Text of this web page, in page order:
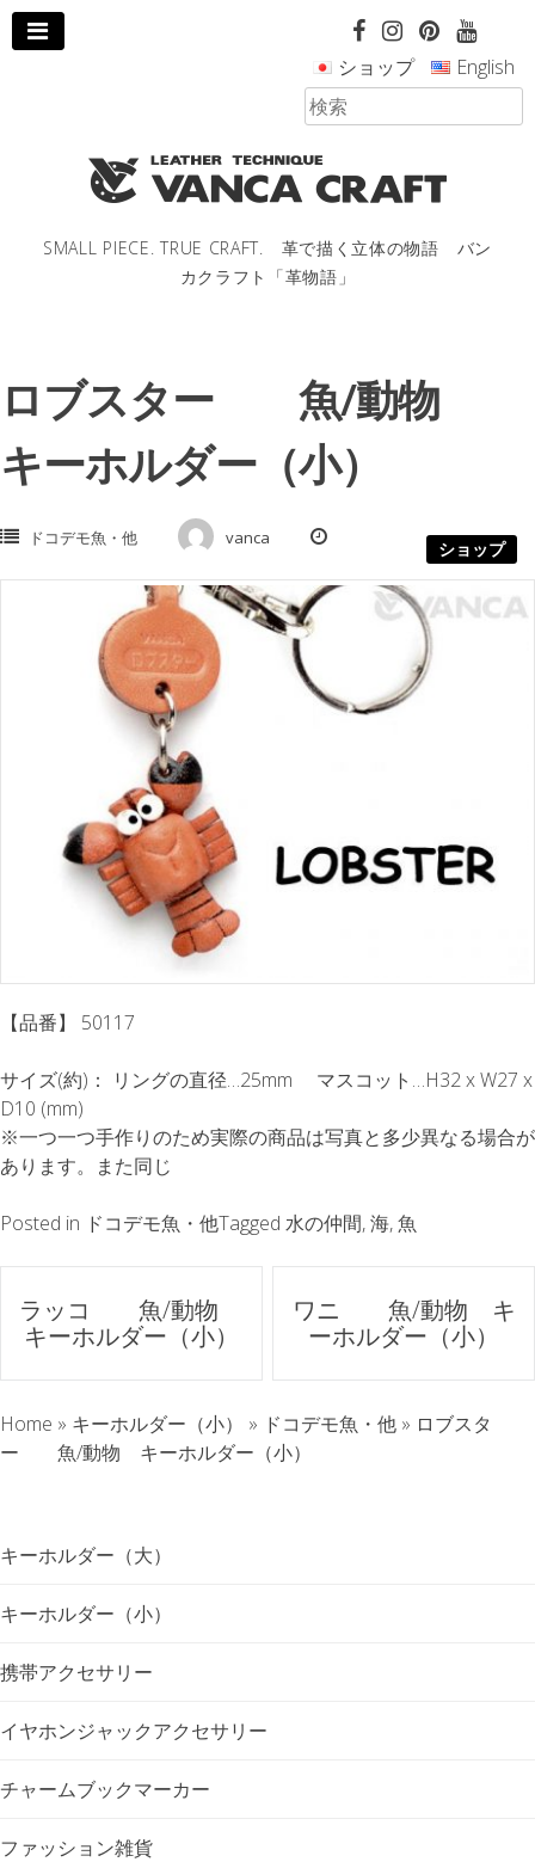
コ
ン
SMALL PIECE. TRUE CRAFT. 革で描く立体の物語 バン
カクラフト「革物語」
ショップ English
ロブスター 魚/動物
キーホルダー（小）
ショップ
ドコデモ魚・他 vanca
【品番】 50117
サイズ(約)： リングの直径…25mm マスコット…H32 x W27 x
D10 (mm)
※一つ一つ手作りのため実際の商品は写真と多少異なる場合が
あります。また同じ
Posted in ドコデモ魚・他Tagged 水の仲間,海,魚
ポ
ス
ト
ナ
ゲ
ー
シ
ョ
ン
ラッコ 魚/動物
キーホルダー（小）
ワニ 魚/動物 キ
ーホルダー（小）
Home » キーホルダー（小） » ドコデモ魚・他 » ロブスタ
ー 魚/動物 キーホルダー（小）
キーホルダー（大）
キーホルダー（小）
携帯アクセサリー
イヤホンジャックアクセサリー
チャームブックマーカー
ファッション雑貨